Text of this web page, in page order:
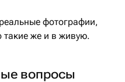
фотографии,
же и в живую.
вопросы